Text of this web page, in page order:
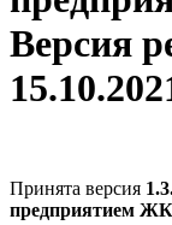
Версия
Принята версия
предприятием